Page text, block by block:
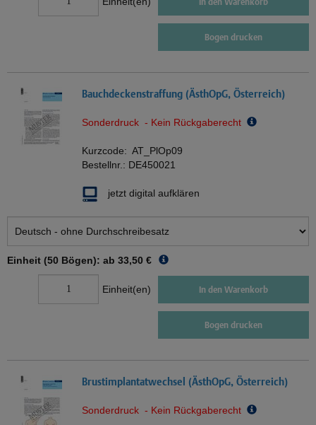
Bogen drucken
Bauchdeckenstraffung (ÄsthOpG, Österreich)
Sonderdruck - Kein Rückgaberecht
Kurzcode: AT_PlOp09
Bestellnr.: DE450021
jetzt digital aufklären
Einheit (50 Bögen): ab 33,50 €
Einheit(en) In den Warenkorb
Bogen drucken
Brustimplantatwechsel (ÄsthOpG, Österreich)
Sonderdruck - Kein Rückgaberecht